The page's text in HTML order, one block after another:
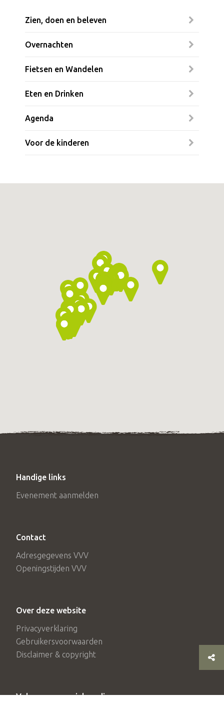
Zien, doen en beleven
Overnachten
Fietsen en Wandelen
Eten en Drinken
Agenda
Voor de kinderen
Handige links
Evenement aanmelden
Contact
Adresgegevens VVV
Openingstijden VVV
Over deze website
Privacyverklaring
Gebruikersvoorwaarden
Disclaimer & copyright
Volg ons op social media